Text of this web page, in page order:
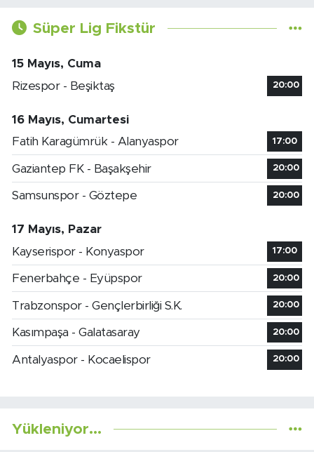
Süper Lig Fikstür
15 Mayıs, Cuma
Rizespor - Beşiktaş
20:00
16 Mayıs, Cumartesi
Fatih Karagümrük - Alanyaspor
17:00
Gaziantep FK - Başakşehir 20:00
Samsunspor - Göztepe 20:00
17 Mayıs, Pazar
Kayserispor - Konyaspor
17:00
Fenerbahçe - Eyüpspor 20:00
Trabzonspor - Gençlerbirliği S.K. 20:00
Kasımpaşa - Galatasaray 20:00
Antalyaspor - Kocaelispor 20:00
Yükleniyor...